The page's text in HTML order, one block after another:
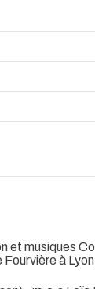
et musiques
à